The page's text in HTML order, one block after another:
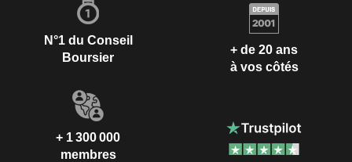
N°1 du Conseil
Boursier
+ de 20 ans
à vos côtés
+ 1 300 000
membres